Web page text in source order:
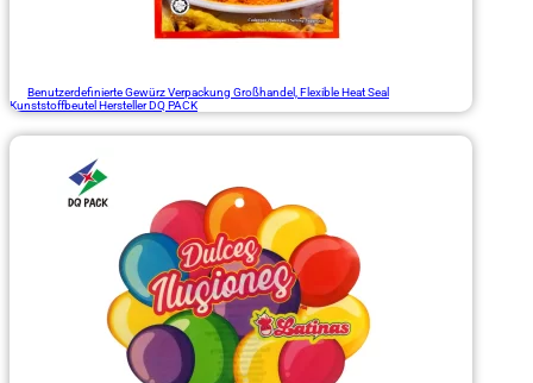
Benutzerdefinierte Gewürz Verpackung Großhandel, Flexible Heat Seal
Kunststoffbeutel Hersteller DQ PACK